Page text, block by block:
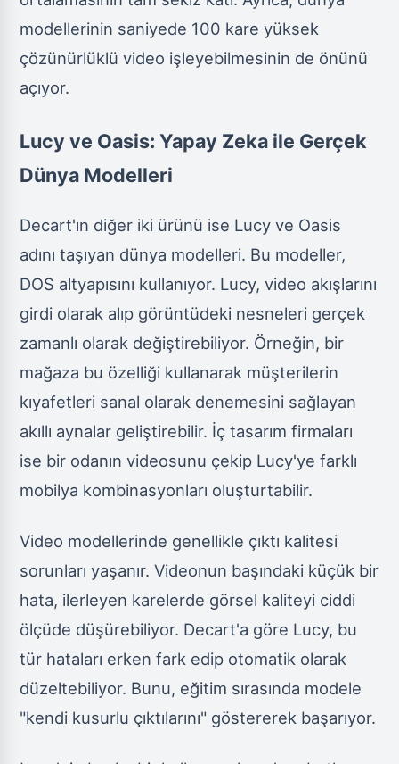
modellerinin saniyede 100 kare yüksek
çözünürlüklü video işleyebilmesinin de önünü
açıyor.
Lucy ve Oasis: Yapay Zeka ile Gerçek
Dünya Modelleri
Decart'ın diğer iki ürünü ise Lucy ve Oasis
adını taşıyan dünya modelleri. Bu modeller,
DOS altyapısını kullanıyor. Lucy, video akışlarını
girdi olarak alıp görüntüdeki nesneleri gerçek
zamanlı olarak değiştirebiliyor. Örneğin, bir
mağaza bu özelliği kullanarak müşterilerin
kıyafetleri sanal olarak denemesini sağlayan
akıllı aynalar geliştirebilir. İç tasarım firmaları
ise bir odanın videosunu çekip Lucy'ye farklı
mobilya kombinasyonları oluşturtabilir.
Video modellerinde genellikle çıktı kalitesi
sorunları yaşanır. Videonun başındaki küçük bir
hata, ilerleyen karelerde görsel kaliteyi ciddi
ölçüde düşürebiliyor. Decart'a göre Lucy, bu
tür hataları erken fark edip otomatik olarak
düzeltebiliyor. Bunu, eğitim sırasında modele
"kendi kusurlu çıktılarını" göstererek başarıyor.